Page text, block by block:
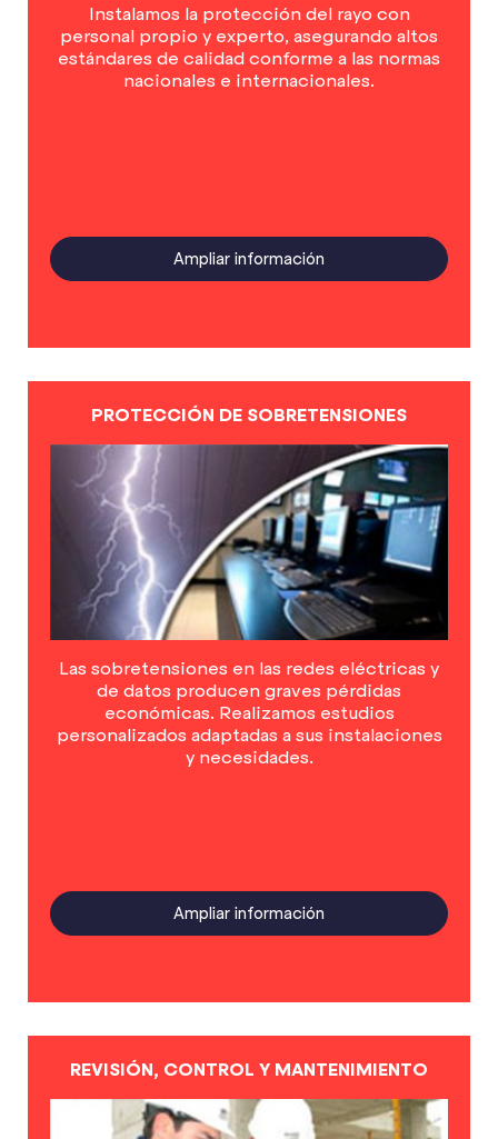
Instalamos la protección del rayo con
personal propio y experto, asegurando altos
estándares de calidad conforme a las normas
nacionales e internacionales.
Ampliar información
PROTECCIÓN DE SOBRETENSIONES
Las sobretensiones en las redes eléctricas y
de datos producen graves pérdidas
económicas. Realizamos estudios
personalizados adaptadas a sus instalaciones
y necesidades.
Ampliar información
REVISIÓN, CONTROL Y MANTENIMIENTO